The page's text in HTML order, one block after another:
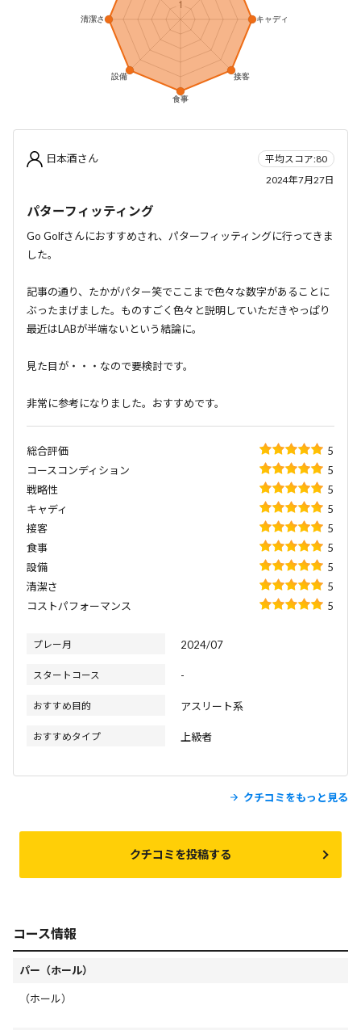
日本酒さん
平均スコア:80
2024年7月27日
パターフィッティング
Go Golfさんにおすすめされ、パターフィッティングに行ってきま
した。
記事の通り、たかがパター笑でここまで色々な数字があることに
ぶったまげました。ものすごく色々と説明していただきやっぱり
最近はLABが半端ないという結論に。
見た目が・・・なので要検討です。
非常に参考になりました。おすすめです。
総合評価
5
コースコンディション
5
戦略性
5
キャディ
5
接客
5
食事
5
設備
5
清潔さ
5
コストパフォーマンス
5
プレー月 2024/07
スタートコース -
おすすめ目的 アスリート系
おすすめタイプ 上級者
クチコミをもっと見る
クチコミを投稿する
コース情報
パー（ホール）
（ホール）